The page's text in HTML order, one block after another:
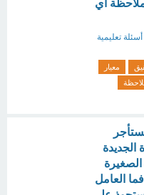
اي
أسئلة تعليمية
معيار
الجديدة
العامل